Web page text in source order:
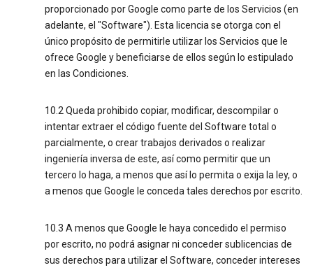
proporcionado por Google como parte de los Servicios (en
adelante, el "Software"). Esta licencia se otorga con el
único propósito de permitirle utilizar los Servicios que le
ofrece Google y beneficiarse de ellos según lo estipulado
en las Condiciones.
10.2 Queda prohibido copiar, modificar, descompilar o
intentar extraer el código fuente del Software total o
parcialmente, o crear trabajos derivados o realizar
ingeniería inversa de este, así como permitir que un
tercero lo haga, a menos que así lo permita o exija la ley, o
a menos que Google le conceda tales derechos por escrito.
10.3 A menos que Google le haya concedido el permiso
por escrito, no podrá asignar ni conceder sublicencias de
sus derechos para utilizar el Software, conceder intereses